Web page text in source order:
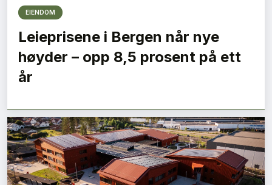
EIENDOM
Leieprisene i Bergen når nye
høyder – opp 8,5 prosent på ett
år